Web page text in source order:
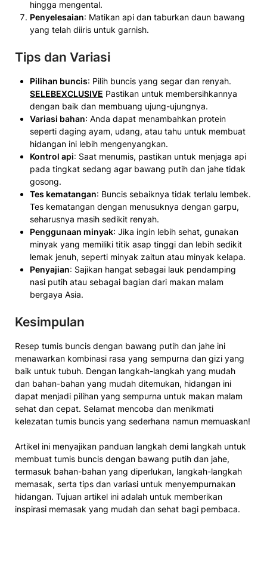
hingga mengental.
Penyelesaian: Matikan api dan taburkan daun bawang
yang telah diiris untuk garnish.
Tips dan Variasi
Pilihan buncis: Pilih buncis yang segar dan renyah.
SELEBEXCLUSIVE Pastikan untuk membersihkannya
dengan baik dan membuang ujung-ujungnya.
Variasi bahan: Anda dapat menambahkan protein
seperti daging ayam, udang, atau tahu untuk membuat
hidangan ini lebih mengenyangkan.
Kontrol api: Saat menumis, pastikan untuk menjaga api
pada tingkat sedang agar bawang putih dan jahe tidak
gosong.
Tes kematangan: Buncis sebaiknya tidak terlalu lembek.
Tes kematangan dengan menusuknya dengan garpu,
seharusnya masih sedikit renyah.
Penggunaan minyak: Jika ingin lebih sehat, gunakan
minyak yang memiliki titik asap tinggi dan lebih sedikit
lemak jenuh, seperti minyak zaitun atau minyak kelapa.
Penyajian: Sajikan hangat sebagai lauk pendamping
nasi putih atau sebagai bagian dari makan malam
bergaya Asia.
Kesimpulan
Resep tumis buncis dengan bawang putih dan jahe ini
menawarkan kombinasi rasa yang sempurna dan gizi yang
baik untuk tubuh. Dengan langkah-langkah yang mudah
dan bahan-bahan yang mudah ditemukan, hidangan ini
dapat menjadi pilihan yang sempurna untuk makan malam
sehat dan cepat. Selamat mencoba dan menikmati
kelezatan tumis buncis yang sederhana namun memuaskan!
Artikel ini menyajikan panduan langkah demi langkah untuk
membuat tumis buncis dengan bawang putih dan jahe,
termasuk bahan-bahan yang diperlukan, langkah-langkah
memasak, serta tips dan variasi untuk menyempurnakan
hidangan. Tujuan artikel ini adalah untuk memberikan
inspirasi memasak yang mudah dan sehat bagi pembaca.